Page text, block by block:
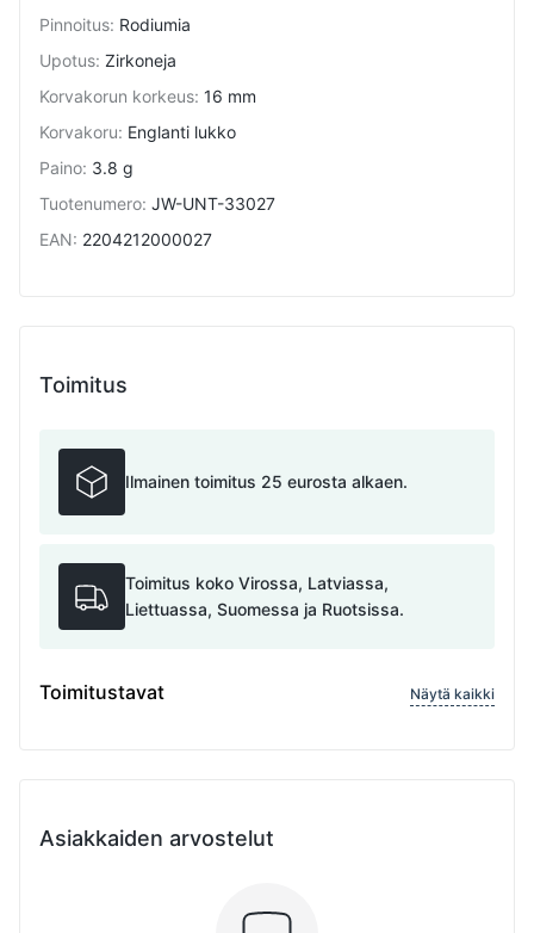
Pinnoitus: Rodiumia
Upotus: Zirkoneja
Korvakorun korkeus: 16 mm
Korvakoru: Englanti lukko
Paino: 3.8 g
Tuotenumero: JW-UNT-33027
EAN: 2204212000027
Toimitus
Ilmainen toimitus 25 eurosta alkaen.
Toimitus koko Virossa, Latviassa,
Liettuassa, Suomessa ja Ruotsissa.
Toimitustavat Näytä kaikki
Asiakkaiden arvostelut